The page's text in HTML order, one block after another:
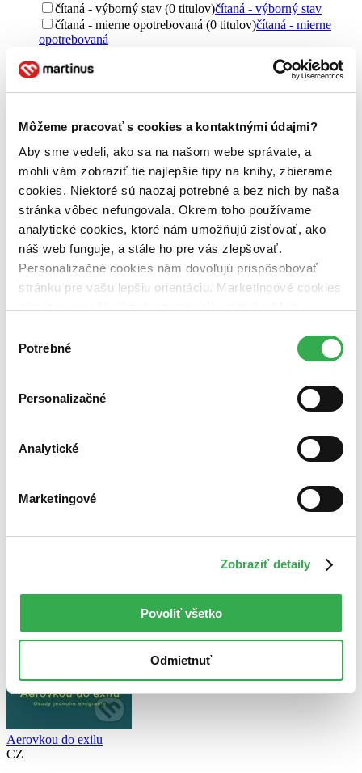
Môžeme pracovať s cookies a kontaktnými údajmi?
Aby sme vedeli, ako sa na našom webe správate, a
mohli vám zobraziť tie najlepšie tipy na knihy, zbierame
cookies. Niektoré sú naozaj potrebné a bez nich by naša
stránka vôbec nefungovala. Okrem toho používame
analytické cookies, ktoré nám umožňujú zisťovať, ako
náš web funguje, a stále ho pre vás zlepšovať.
Personalizačné cookies nám dovoľujú prispôsobovať
stránku pre vašu lepšiu orientáciu. Marketingové cookies
nám pomohlo, keby sme mohli používať všetky tieto
súhlasu
Potrebné
Personalizačné
Analytické
Marketingové
Zobraziť detaily
Povoliť všetko
Odmietnuť
čítaná - výborný stav (0 titulov)čítaná - výborný stav
čítaná - mierne opotrebovaná (0 titulov)čítaná - mierne
opotrebovaná
vypredaných kníh
Téma
emigrácia (1 titul)
Vydavateľstvo
Doplněk (1 titul)Doplněk1
Väzba
brožovaná väzba (1 titul)brožovaná väzba1
Zúžiť výber
Zoradiť
Bestsellery
Najlacnejšie
Použité filtre
Vydavateľstvo Doplněk
Aerovkou do exilu
CZ